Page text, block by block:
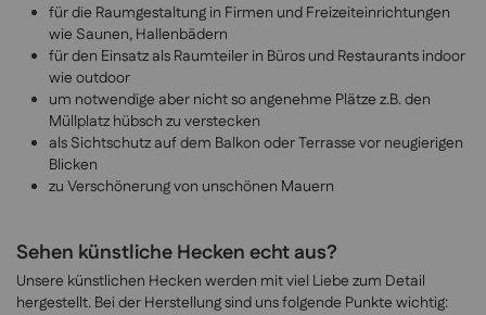
für die Raumgestaltung in Firmen und Freizeiteinrichtungen
wie Saunen, Hallenbädern
für den Einsatz als Raumteiler in Büros und Restaurants indoor
wie outdoor
um notwendige aber nicht so angenehme Plätze z.B. den
Müllplatz hübsch zu verstecken
als Sichtschutz auf dem Balkon oder Terrasse vor neugierigen
Blicken
zu Verschönerung von unschönen Mauern
Sehen künstliche Hecken echt aus?
Unsere künstlichen Hecken werden mit viel Liebe zum Detail
hergestellt. Bei der Herstellung sind uns folgende Punkte wichtig: